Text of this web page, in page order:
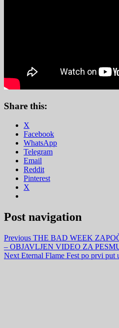
Share this:
X
Facebook
WhatsApp
Telegram
Email
Reddit
Pinterest
X
Post navigation
Previous THE BAD WEEK
– OBJAVLJEN VIDEO ZA
Next Eternal Flame Fest po prvi put